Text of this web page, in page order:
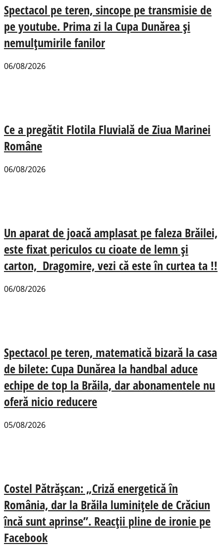
Spectacol pe teren, sincope pe transmisie de
pe youtube. Prima zi la Cupa Dunărea și
nemulțumirile fanilor
06/08/2026
Ce a pregătit Flotila Fluvială de Ziua Marinei
Române
06/08/2026
Un aparat de joacă amplasat pe faleza Brăilei,
este fixat periculos cu cioate de lemn și
carton, Dragomire, vezi că este în curtea ta !!
06/08/2026
Spectacol pe teren, matematică bizară la casa
de bilete: Cupa Dunărea la handbal aduce
echipe de top la Brăila, dar abonamentele nu
oferă nicio reducere
05/08/2026
Costel Pătrășcan: „Criză energetică în
România, dar la Brăila luminițele de Crăciun
încă sunt aprinse”. Reacții pline de ironie pe
Facebook